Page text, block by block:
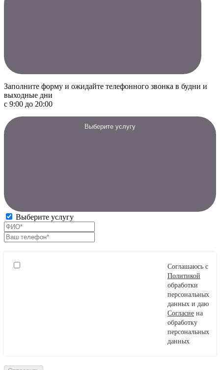
Заполните форму и ожидайте телефонного звонка в будни и
выходные дни
с 9:00 до 20:00
Выберите услугу
Выберите услугу
Соглашаюсь с
Политикой
обработки
персональных
данных и даю
Согласие на
обработку
персональных
данных